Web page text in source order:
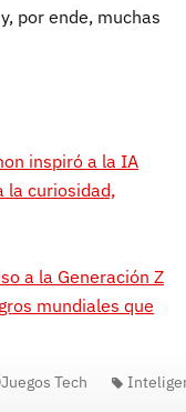
por ende, muchas
inspiró a la IA
la curiosidad,
a la Generación Z
mundiales que
Tech